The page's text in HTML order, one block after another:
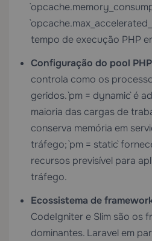
tempo de execução PHP
Configuração do pool
controla como os
geridos. `pm = dynamic` é
maioria das cargas de
conserva memória em
tráfego; `pm = static`
recursos previsível para
tráfego.
Ecossistema de
CodeIgniter e Slim são os
dominantes. Laravel em